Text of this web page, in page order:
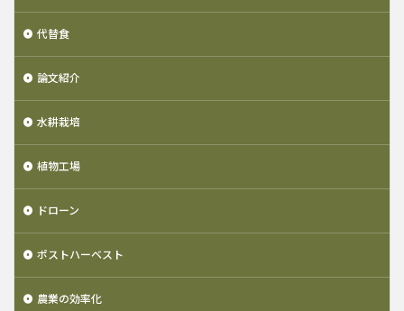
代替食
論文紹介
水耕栽培
植物工場
ドローン
ポストハーベスト
農業の効率化